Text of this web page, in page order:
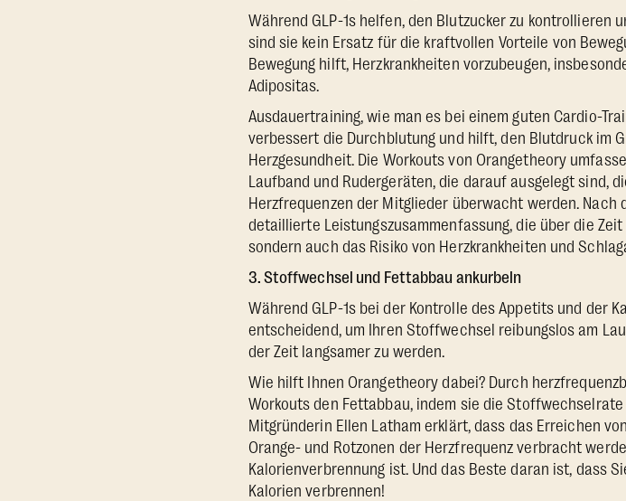
Während GLP-1s helfen, den Blutzucker zu kontrollieren
sind sie kein Ersatz für die kraftvollen Vorteile von
Bewegung hilft, Herzkrankheiten vorzubeugen,
Adipositas.
Ausdauertraining, wie man es bei einem guten Cardio-
verbessert die Durchblutung und hilft, den Blutdruck im
Herzgesundheit. Die Workouts von Orangetheory
Laufband und Rudergeräten, die darauf ausgelegt sind,
Herzfrequenzen der Mitglieder überwacht werden.
detaillierte Leistungszusammenfassung, die über die
sondern auch das Risiko von Herzkrankheiten und
3. Stoffwechsel und Fettabbau ankurbeln
Während GLP-1s bei der Kontrolle des Appetits und der
entscheidend, um Ihren Stoffwechsel reibungslos am
der Zeit langsamer zu werden.
Wie hilft Ihnen Orangetheory dabei? Durch
Workouts den Fettabbau, indem sie die
Mitgründerin Ellen Latham erklärt, dass das Erreichen
Orange- und Rotzonen der Herzfrequenz verbracht
Kalorienverbrennung ist. Und das Beste daran ist, dass
Kalorien verbrennen!